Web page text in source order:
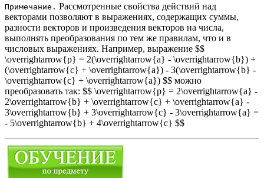
Примечание. Рассмотренные свойства действий над
векторами позволяют в выражениях, содержащих суммы,
разности векторов и произведения векторов на числа,
выполнять преобразования по тем же правилам, что и в
числовых выражениях. Например, выражение $$
\overrightarrow{р} = 2(\overrightarrow{a} - \overrightarrow{b}) +
(\overrightarrow{c} + \overrightarrow{a}) - 3(\overrightarrow{b} -
\overrightarrow{c} + \overrightarrow{a}) $$ можно
преобразовать так: $$ \overrightarrow{р} = 2\overrightarrow{a} -
2\overrightarrow{b} + \overrightarrow{c} + \overrightarrow{a} -
3\overrightarrow{b} + 3\overrightarrow{c} - 3\overrightarrow{a} =
- 5\overrightarrow{b} + 4\overrightarrow{c} $$